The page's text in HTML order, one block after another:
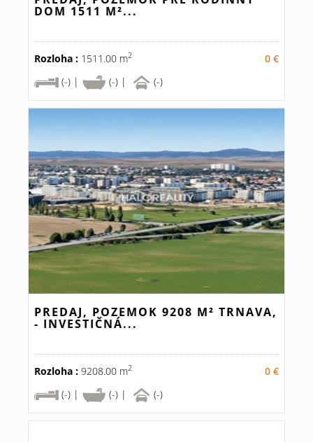
DOM 1511 M²...
Rozloha : 1511.00 m2
0 €
(-) |
(-) | (-)
PREDAJ, POZEMOK 9208 M² TRNAVA,
- INVESTIČNÁ...
Rozloha : 9208.00 m2
0 €
(-) |
(-) | (-)